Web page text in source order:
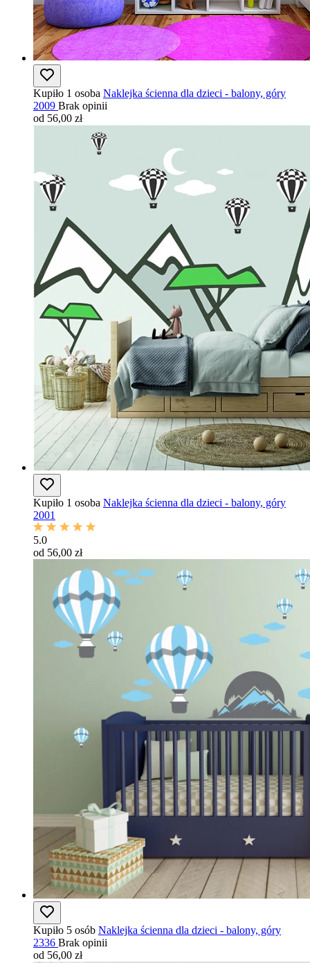
Kupiło 1 osoba Naklejka ścienna dla dzieci - balony, góry
2009 Brak opinii
od 56,00 zł
Kupiło 1 osoba Naklejka ścienna dla dzieci - balony, góry
2001
5.0
od 56,00 zł
Kupiło 5 osób Naklejka ścienna dla dzieci - balony, góry
2336 Brak opinii
od 56,00 zł